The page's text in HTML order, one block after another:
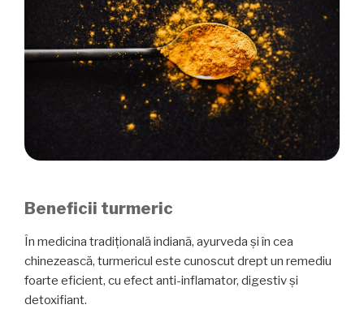
Beneficii turmeric
În medicina tradițională indiană, ayurveda și în cea
chinezească, turmericul este cunoscut drept un remediu
foarte eficient, cu efect anti-inflamator, digestiv și
detoxifiant.